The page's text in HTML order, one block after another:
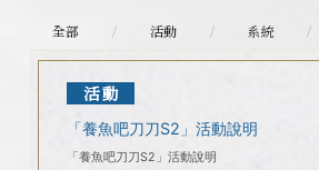
全部 活動 系統
活動
「養魚吧刀刀S2」活動說明
「養魚吧刀刀S2」活動說明